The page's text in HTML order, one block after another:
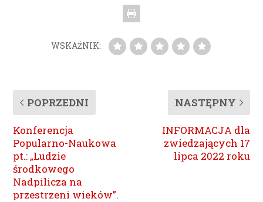
WSKAŹNIK:
POPRZEDNI
Konferencja
Popularno-Naukowa
pt.: „Ludzie
środkowego
Nadpilicza na
przestrzeni wieków”.
NASTĘPNY
INFORMACJA dla
zwiedzających 17
lipca 2022 roku